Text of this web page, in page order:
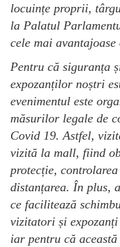
locuințe proprii,
la Palatul
cele mai
Pentru că siguranța
expozanților noștri
evenimentul este
măsurilor legale de
Covid 19. Astfel,
vizită la mall, fiind
protecție,
distanțarea. În plus,
ce facilitează
vizitatori și
iar pentru că